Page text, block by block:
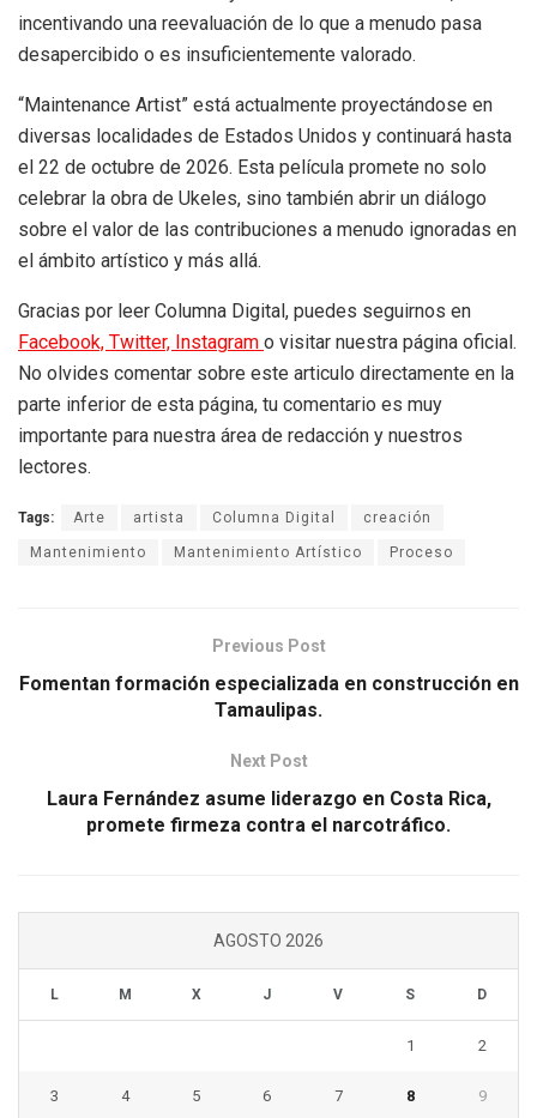
incentivando una reevaluación de lo que a menudo pasa
desapercibido o es insuficientemente valorado.
“Maintenance Artist” está actualmente proyectándose en
diversas localidades de Estados Unidos y continuará hasta
el 22 de octubre de 2026. Esta película promete no solo
celebrar la obra de Ukeles, sino también abrir un diálogo
sobre el valor de las contribuciones a menudo ignoradas en
el ámbito artístico y más allá.
Gracias por leer Columna Digital, puedes seguirnos en
Facebook, Twitter, Instagram o visitar nuestra página oficial.
No olvides comentar sobre este articulo directamente en la
parte inferior de esta página, tu comentario es muy
importante para nuestra área de redacción y nuestros
lectores.
Tags: Arte artista Columna Digital creación
Mantenimiento Mantenimiento Artístico Proceso
Previous Post
Fomentan formación especializada en construcción en
Tamaulipas.
Next Post
Laura Fernández asume liderazgo en Costa Rica,
promete firmeza contra el narcotráfico.
AGOSTO 2026
L M X J V S D
1 2
3 4 5 6 7 8 9